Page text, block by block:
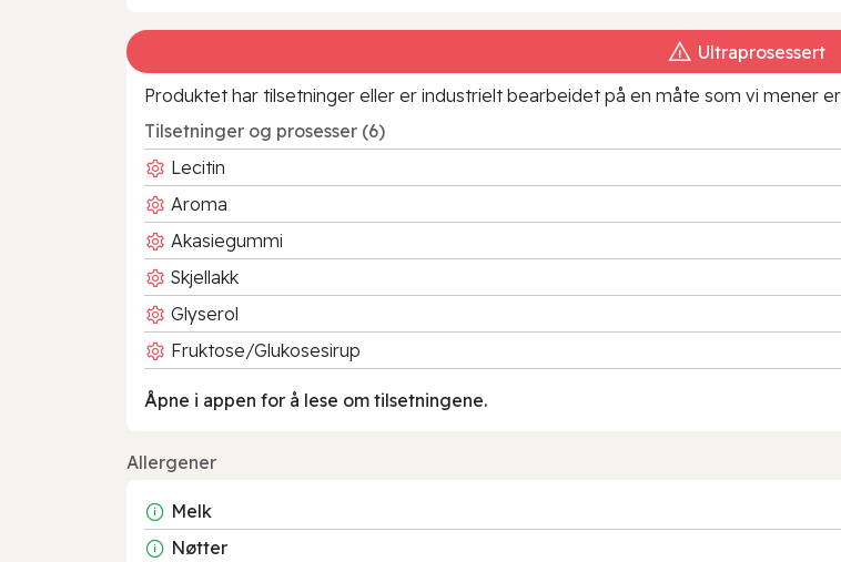
Ultraprosessert
Produktet har tilsetninger eller er industrielt bearbeidet på en måte som vi mener
Tilsetninger og prosesser (6)
Lecitin
Aroma
Akasiegummi
Skjellakk
Glyserol
Fruktose/Glukosesirup
Åpne i appen for å lese om tilsetningene.
Allergener
Melk
Nøtter